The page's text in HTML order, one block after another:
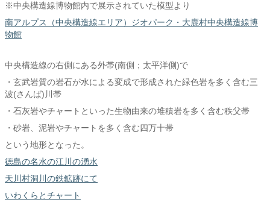
※中央構造線博物館内で展示されていた模型より
南アルプス（中央構造線エリア）ジオパーク・大鹿村中央構造線博
物館
中央構造線の右側にある外帯(南側；太平洋側)で
・玄武岩質の岩石が水による変成で形成された緑色岩を多く含む三
波(さんば)川帯
・石灰岩やチャートといった生物由来の堆積岩を多く含む秩父帯
・砂岩、泥岩やチャートを多く含む四万十帯
という地形となった。
徳島の名水の江川の湧水
天川村洞川の鉄鉱跡にて
いわくらとチャート